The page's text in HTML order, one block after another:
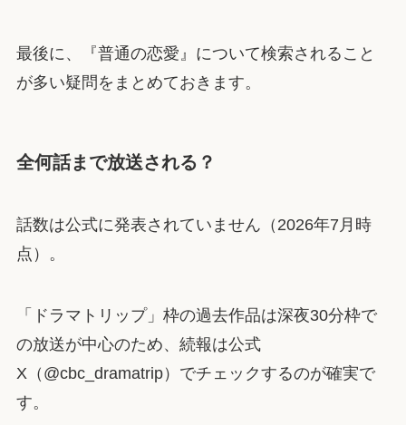
最後に、『普通の恋愛』について検索されること
が多い疑問をまとめておきます。
全何話まで放送される？
話数は公式に発表されていません（2026年7月時
点）。
「ドラマトリップ」枠の過去作品は深夜30分枠で
の放送が中心のため、続報は公式
X（@cbc_dramatrip）でチェックするのが確実で
す。